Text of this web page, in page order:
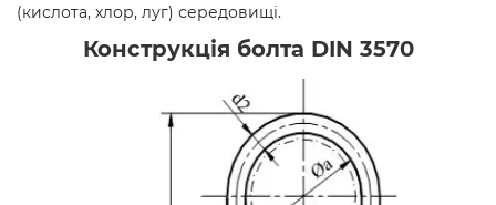
(кислота, хлор, луг) середовищі.
Конструкція болта DIN 3570